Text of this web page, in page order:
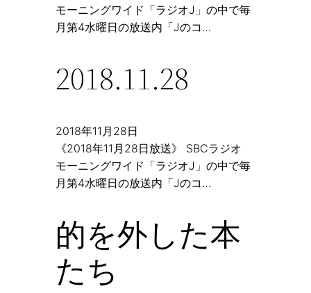
モーニングワイド「ラジオJ」の中で毎
月第4水曜日の放送内「Jのコ…
2018.11.28
2018年11月28日
《2018年11月28日放送》 SBCラジオ
モーニングワイド「ラジオJ」の中で毎
月第4水曜日の放送内「Jのコ…
的を外した本
たち